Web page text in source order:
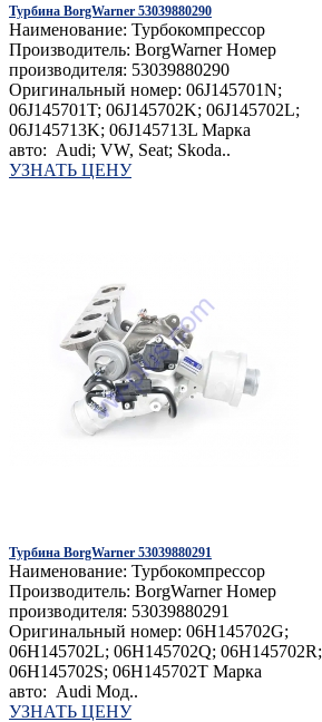
Турбина BorgWarner 53039880290
Наименование: Турбокомпрессор
Производитель: BorgWarner Номер
производителя: 53039880290
Оригинальный номер: 06J145701N;
06J145701T; 06J145702K; 06J145702L;
06J145713K; 06J145713L Марка
авто: Audi; VW, Seat; Skoda..
УЗНАТЬ ЦЕНУ
Турбина BorgWarner 53039880291
Наименование: Турбокомпрессор
Производитель: BorgWarner Номер
производителя: 53039880291
Оригинальный номер: 06H145702G;
06H145702L; 06H145702Q; 06H145702R;
06H145702S; 06H145702T Марка
авто: Audi Мод..
УЗНАТЬ ЦЕНУ